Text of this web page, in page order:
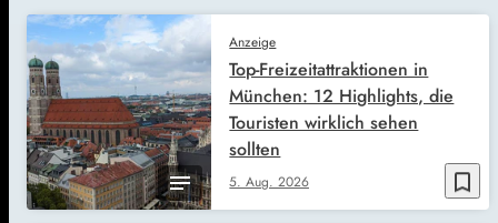
bookmark_border
Anzeige
5. Aug. 2026
Top-Freizeitattraktionen in
München: 12 Highlights, die
Touristen wirklich sehen
sollten